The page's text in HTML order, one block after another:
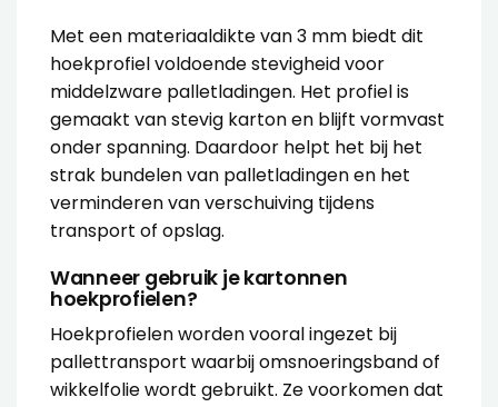
Met een materiaaldikte van 3 mm biedt dit
hoekprofiel voldoende stevigheid voor
middelzware palletladingen. Het profiel is
gemaakt van stevig karton en blijft vormvast
onder spanning. Daardoor helpt het bij het
strak bundelen van palletladingen en het
verminderen van verschuiving tijdens
transport of opslag.
Wanneer gebruik je kartonnen
hoekprofielen?
Hoekprofielen worden vooral ingezet bij
pallettransport waarbij omsnoeringsband of
wikkelfolie wordt gebruikt. Ze voorkomen dat